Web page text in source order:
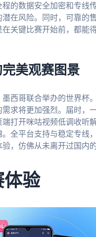
的数据安全加密和专线
在风险。同时，可靠的
关键比赛开始前，都能
美观赛图景
西哥联合举办的世界杯
求将更加强烈。届时，
打开咪咕视频低调收听
全平台支持与稳定专线
，仿佛从未离开过国内的
体验